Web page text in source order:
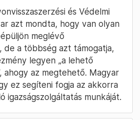
April 20. – 15:55
a lehető
jön majd létre a
és